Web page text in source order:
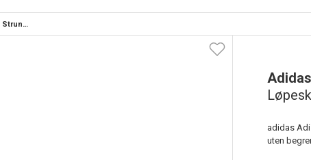
Adidas Adizero Prime X 2 Strung Løpesko Volt/Sort
Adidas
adidas
uten